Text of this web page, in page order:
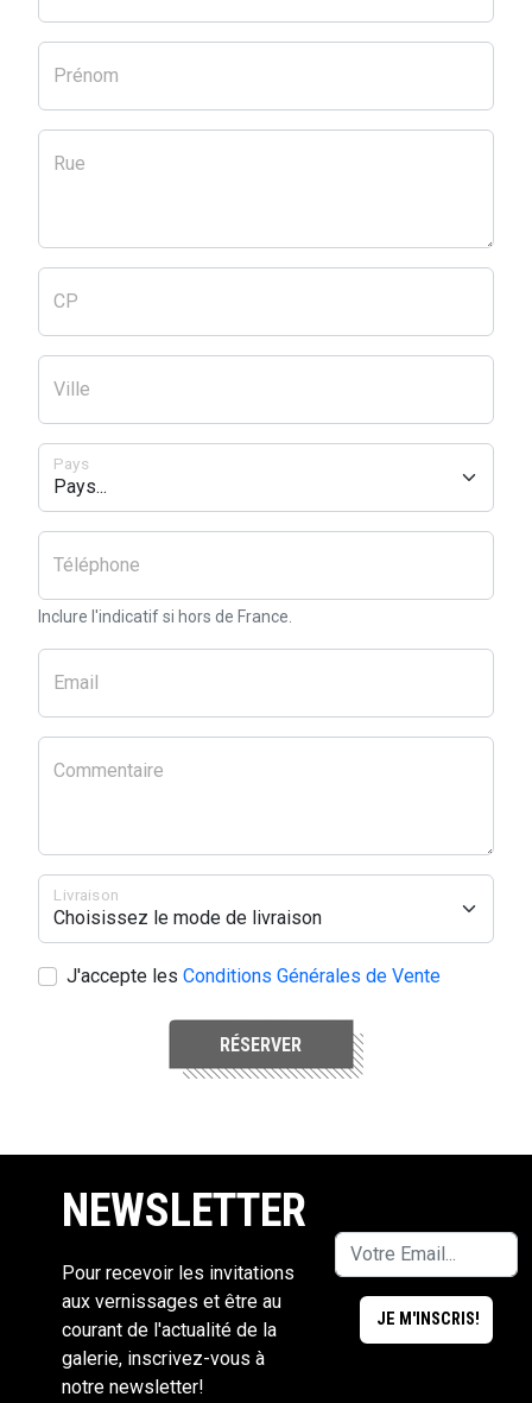
Prénom
Rue
CP
Ville
Pays
Téléphone
Inclure l'indicatif si hors de France.
Email
Commentaire
Livraison
J'accepte les Conditions Générales de Vente
RÉSERVER
NEWSLETTER
Pour recevoir les invitations
aux vernissages et être au
courant de l'actualité de la
galerie, inscrivez-vous à
notre newsletter!